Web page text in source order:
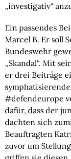
„investigativ“
Ein passendes
Marcel B. Er soll
Bundeswehr
„Skandal“. Mit
er drei Beiträge
#defendeurope
dafür, dass der
dachten sich
Beauftragten
zuvor um